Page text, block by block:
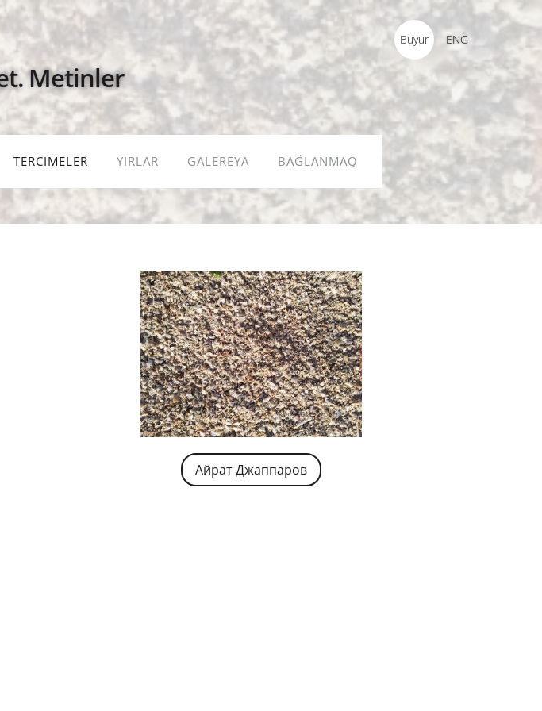
Buyur ENG
Metinler
TERCIMELER YIRLAR GALEREYA BAĞLANMAQ
Айрат Джаппаров